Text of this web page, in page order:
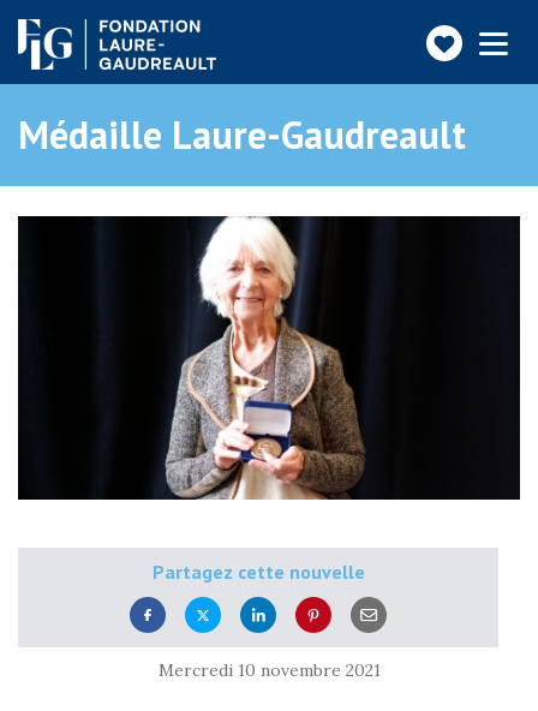
Faire
un
Toggle
navigation
Médaille Laure-Gaudreault
Partagez cette nouvelle
Mercredi 10 novembre 2021